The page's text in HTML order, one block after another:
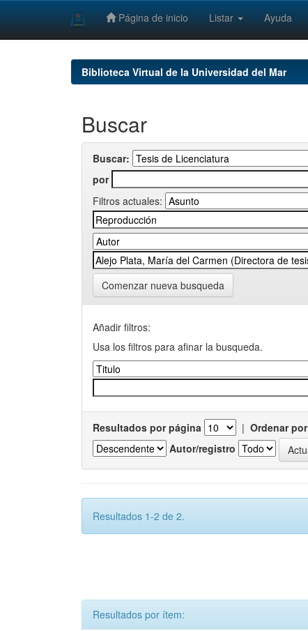
Página de inicio Listar Ayuda
Biblioteca Virtual de la Universidad del Mar
Buscar
Buscar:
por
Filtros actuales:
Comenzar nueva busqueda
Añadir filtros:
Usa los filtros para afinar la busqueda.
Resultados por página | Ordenar por
Autor/registro
Resultados 1-2 de 2.
Resultados por ítem: